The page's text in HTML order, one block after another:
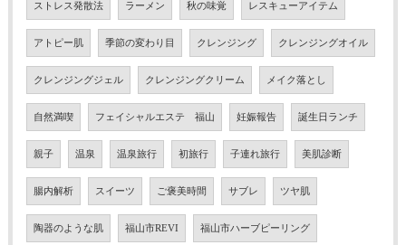
ストレス発散法 ラーメン 秋の味覚 レスキューアイテム
アトピー肌 季節の変わり目 クレンジング クレンジングオイル
クレンジングジェル クレンジングクリーム メイク落とし
自然満喫 フェイシャルエステ 福山 妊娠報告 誕生日ランチ
親子 温泉 温泉旅行 初旅行 子連れ旅行 美肌診断
腸内解析 スイーツ ご褒美時間 サブレ ツヤ肌
陶器のような肌 福山市REVI 福山市ハーブピーリング